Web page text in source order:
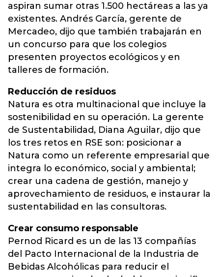
aspiran sumar otras 1.500 hectáreas a las ya
existentes. Andrés García, gerente de
Mercadeo, dijo que también trabajarán en
un concurso para que los colegios
presenten proyectos ecológicos y en
talleres de formación.
Reducción de residuos
Natura es otra multinacional que incluye la
sostenibilidad en su operación. La gerente
de Sustentabilidad, Diana Aguilar, dijo que
los tres retos en RSE son: posicionar a
Natura como un referente empresarial que
integra lo económico, social y ambiental;
crear una cadena de gestión, manejo y
aprovechamiento de residuos, e instaurar la
sustentabilidad en las consultoras.
Crear consumo responsable
Pernod Ricard es un de las 13 compañías
del Pacto Internacional de la Industria de
Bebidas Alcohólicas para reducir el